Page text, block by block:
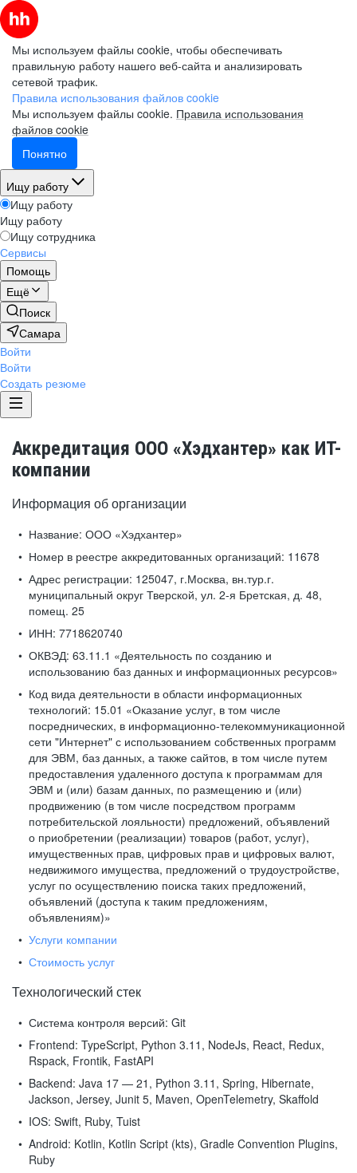
Мы используем файлы cookie, чтобы обеспечивать
правильную работу нашего веб-сайта и анализировать
сетевой трафик.
Правила использования файлов cookie
Мы используем файлы cookie. Правила использования
файлов cookie
Понятно
Ищу работу
Ищу работу
Ищу работу
Ищу сотрудника
Сервисы
Помощь
Ещё
Поиск
Самара
Войти
Войти
Создать резюме
Аккредитация ООО «Хэдхантер» как ИТ-
компании
Информация об организации
Название: ООО «Хэдхантер»
Номер в реестре аккредитованных организаций: 11678
Адрес регистрации: 125047, г.Москва, вн.тур.г.
муниципальный округ Тверской, ул. 2-я Бретская, д. 48,
помещ. 25
ИНН: 7718620740
ОКВЭД: 63.11.1 «Деятельность по созданию и
использованию баз данных и информационных ресурсов»
Код вида деятельности в области информационных
технологий: 15.01 «Оказание услуг, в том числе
посреднических, в информационно-телекоммуникационной
сети "Интернет" с использованием собственных программ
для ЭВМ, баз данных, а также сайтов, в том числе путем
предоставления удаленного доступа к программам для
ЭВМ и (или) базам данных, по размещению и (или)
продвижению (в том числе посредством программ
потребительской лояльности) предложений, объявлений
о приобретении (реализации) товаров (работ, услуг),
имущественных прав, цифровых прав и цифровых валют,
недвижимого имущества, предложений о трудоустройстве,
услуг по осуществлению поиска таких предложений,
объявлений (доступа к таким предложениям,
объявлениям)»
Услуги компании
Стоимость услуг
Технологический стек
Система контроля версий: Git
Frontend: TypeScript, Python 3.11, NodeJs, React, Redux,
Rspack, Frontik, FastAPI
Backend: Java 17 — 21, Python 3.11, Spring, Hibernate,
Jackson, Jersey, Junit 5, Maven, OpenTelemetry, Skaffold
IOS: Swift, Ruby, Tuist
Android: Kotlin, Kotlin Script (kts), Gradle Convention Plugins,
Ruby